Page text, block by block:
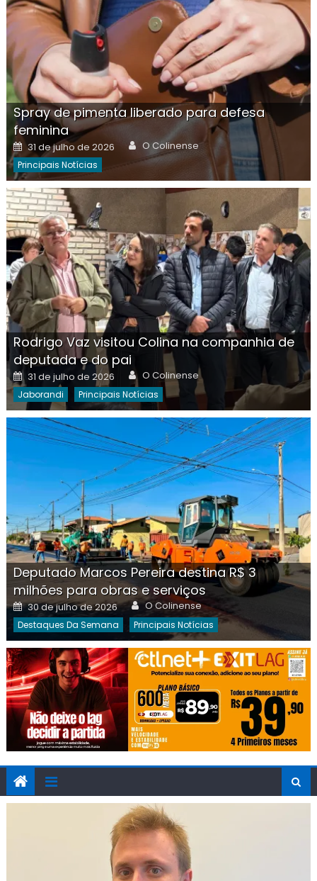
Spray de pimenta liberado para defesa
feminina
Posted
on
31 de julho de 2026 Author
O Colinense
Principais Notícias
Rodrigo Vaz visitou Colina na companhia de
deputada e do pai
Posted
on
31 de julho de 2026 Author
O Colinense
Jaborandi Principais Notícias
Deputado Marcos Pereira destina R$ 3
milhões para obras e serviços
Posted
on
30 de julho de 2026 Author
O Colinense
Destaques Da Semana Principais Notícias